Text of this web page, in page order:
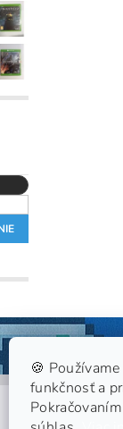
🍪
funkčnosť a